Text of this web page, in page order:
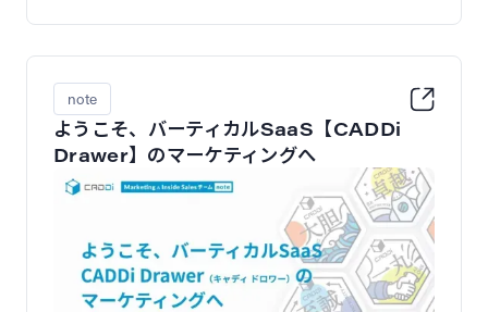
note
ようこそ、バーティカルSaaS【CADDi
Drawer】のマーケティングへ